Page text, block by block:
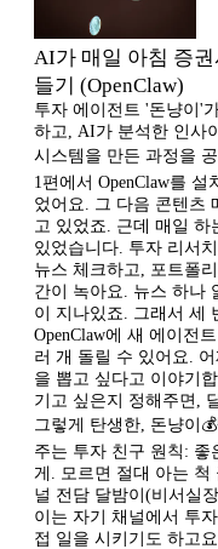
AI가 매일 아침 증
들기 (OpenClaw)
투자 에이전트 '돈냥이'
하고, AI가 분석한 인사
시스템을 만든 과정을
1편에서 OpenClaw를
었어요. 그 다음 콘텐츠
고 있었죠. 근데 매일 하
있었습니다. 투자 리서
뉴스 체크하고, 포트폴
간이 녹아요. 뉴스 하나
이 지나있죠. 그래서 세
OpenClaw에 새 에이전
러 개 돌릴 수 있어요.
을 뽑고 싶다고 이야기
기고 싶은지 정해주면,
그렇게 탄생한, 돈냥이
주는 투자 친구 원칙:
게. 모르면 절대 아는 척
널 전담 달밤이(비서실
이는 자기 채널에서 투
접 일을 시키기도 하고요